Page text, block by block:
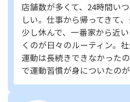
店舗数が多くて、24時間い
しい。仕事から帰ってきて
少し休んで、一番家から近
くのが日々のルーティン。
運動は長続きできなかった
で運動習慣が身についたの